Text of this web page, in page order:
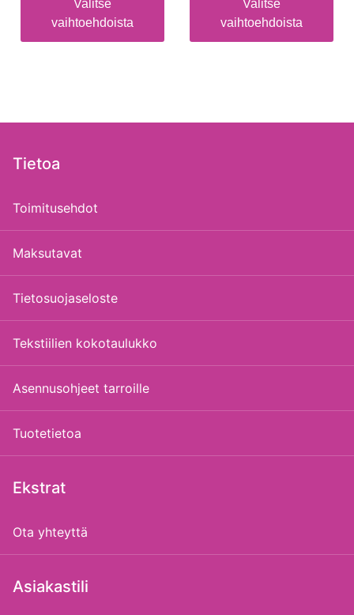
Valitse
vaihtoehdoista
Valitse
vaihtoehdoista
Tietoa
Toimitusehdot
Maksutavat
Tietosuojaseloste
Tekstiilien kokotaulukko
Asennusohjeet tarroille
Tuotetietoa
Ekstrat
Ota yhteyttä
Asiakastili